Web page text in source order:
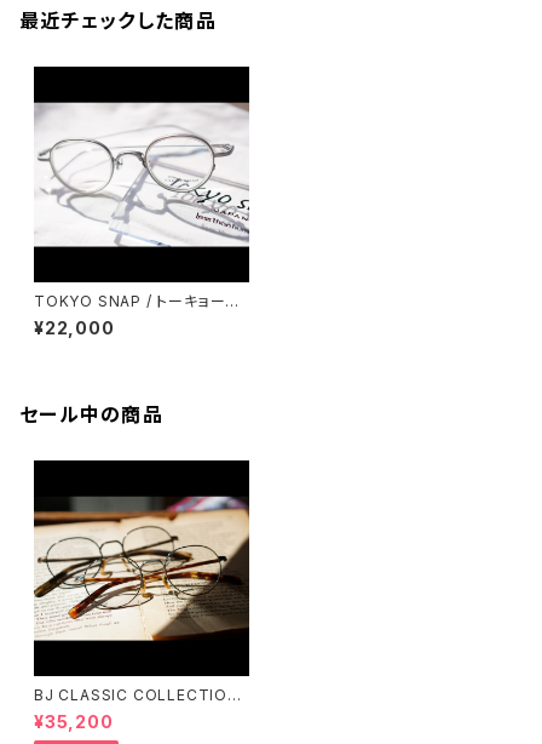
最近チェックした商品
TOKYO SNAP / トーキョース
ナップ TSP-1061 インナーセル
メガネ
¥22,000
セール中の商品
BJ CLASSIC COLLECTION
¥35,200